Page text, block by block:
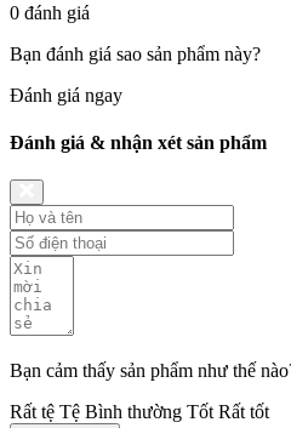
0 đánh giá
Bạn đánh giá sao sản phẩm này?
Đánh giá ngay
Đánh giá & nhận xét sản phẩm
Bạn cảm thấy sản phẩm như thế
Rất tệ Tệ Bình thường Tốt Rất tốt